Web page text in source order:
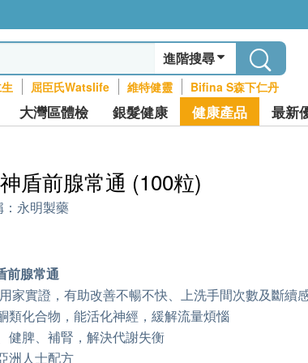
進階搜尋
屈臣氏Watslife 維特健靈 Bifina S森下仁丹
大灣區體檢 銀髮健康 健康產品 最新
盾前腺常通 (100粒)
永明製藥
前腺常通
家實證，有助改善不暢不快、上洗手間次數及斷續
類化合物，能活化神經，緩解流量煩惱
健脾、補腎，解決代謝失衡
洲人士配方